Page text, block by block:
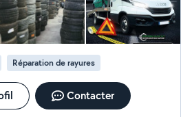
Réparation de rayures
Contacter